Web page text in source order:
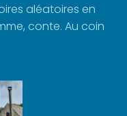
aléatoires en
conte. Au coin